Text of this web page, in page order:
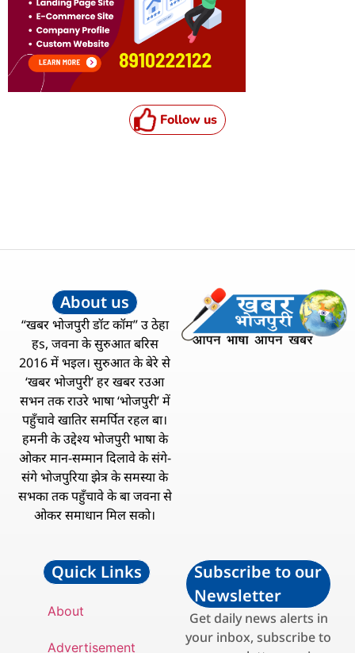
Follow us
About us
“खबर भोजपुरी डॉट कॉम” उ ठेहा
हs, जवना के सुरुआत बरिस
2016 में भइल। सुरुआत के बेरे से
‘खबर भोजपुरी’ हर खबर रउआ
सभन तक राउरे भाषा ‘भोजपुरी’ में
पहुँचावे खातिर समर्पित रहल बा।
हमनी के उद्देश्य भोजपुरी भाषा के
ओकर मान-सम्मान दिलावे के संगे-
संगे भोजपुरिया झेत्र के समस्या के
सभका तक पहुँचावे के बा जवना से
ओकर समाधान मिल सको।
Quick Links
About
Advertisement
Subscribe to our
Newsletter
Get daily news alerts in
your inbox, subscribe to